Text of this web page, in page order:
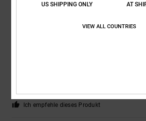
Material: 4/5 Farbe: 5/5
Ich empfehle dieses Produkt
US SHIPPING ONLY AT
VIEW ALL COUNTRIES